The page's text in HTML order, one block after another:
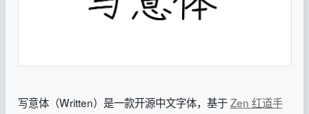
写意体（Written）是一款开源中文字体，基于Zen 红道手